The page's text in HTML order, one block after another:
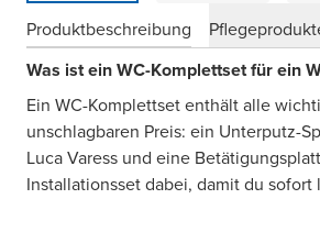
Produktbeschreibung
Was ist ein WC-Komplettset für ein
Ein WC-Komplettset enthält alle
unschlagbaren Preis: ein Unterputz-
Luca Varess und eine
Installationsset dabei, damit du sofort